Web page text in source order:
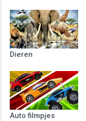
Dieren
Auto filmpjes